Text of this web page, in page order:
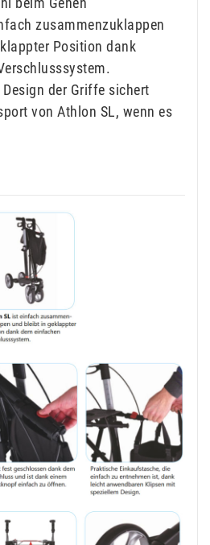
zusammenzuklappen
Position dank
der Griffe sichert
von Athlon SL, wenn es